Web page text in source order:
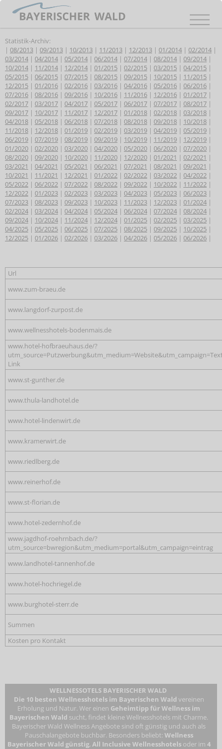
Statistik-Archiv:
| 08/2013 | 09/2013 | 10/2013 | 11/2013 | 12/2013 | 01/2014 | 02/2014 |
03/2014 | 04/2014 | 05/2014 | 06/2014 | 07/2014 | 08/2014 | 09/2014 |
10/2014 | 11/2014 | 12/2014 | 01/2015 | 02/2015 | 03/2015 | 04/2015 |
05/2015 | 06/2015 | 07/2015 | 08/2015 | 09/2015 | 10/2015 | 11/2015 |
12/2015 | 01/2016 | 02/2016 | 03/2016 | 04/2016 | 05/2016 | 06/2016 |
07/2016 | 08/2016 | 09/2016 | 10/2016 | 11/2016 | 12/2016 | 01/2017 |
02/2017 | 03/2017 | 04/2017 | 05/2017 | 06/2017 | 07/2017 | 08/2017 |
09/2017 | 10/2017 | 11/2017 | 12/2017 | 01/2018 | 02/2018 | 03/2018 |
04/2018 | 05/2018 | 06/2018 | 07/2018 | 08/2018 | 09/2018 | 10/2018 |
11/2018 | 12/2018 | 01/2019 | 02/2019 | 03/2019 | 04/2019 | 05/2019 |
06/2019 | 07/2019 | 08/2019 | 09/2019 | 10/2019 | 11/2019 | 12/2019 |
01/2020 | 02/2020 | 03/2020 | 04/2020 | 05/2020 | 06/2020 | 07/2020 |
08/2020 | 09/2020 | 10/2020 | 11/2020 | 12/2020 | 01/2021 | 02/2021 |
03/2021 | 04/2021 | 05/2021 | 06/2021 | 07/2021 | 08/2021 | 09/2021 |
10/2021 | 11/2021 | 12/2021 | 01/2022 | 02/2022 | 03/2022 | 04/2022 |
05/2022 | 06/2022 | 07/2022 | 08/2022 | 09/2022 | 10/2022 | 11/2022 |
12/2022 | 01/2023 | 02/2023 | 03/2023 | 04/2023 | 05/2023 | 06/2023 |
07/2023 | 08/2023 | 09/2023 | 10/2023 | 11/2023 | 12/2023 | 01/2024 |
02/2024 | 03/2024 | 04/2024 | 05/2024 | 06/2024 | 07/2024 | 08/2024 |
09/2024 | 10/2024 | 11/2024 | 12/2024 | 01/2025 | 02/2025 | 03/2025 |
04/2025 | 05/2025 | 06/2025 | 07/2025 | 08/2025 | 09/2025 | 10/2025 |
12/2025 | 01/2026 | 02/2026 | 03/2026 | 04/2026 | 05/2026 | 06/2026 |
Url
www.zum-braeu.de
www.langdorf-zurpost.de
www.wellnesshotels-bodenmais.de
www.hotel-hofbraeuhaus.de/?
Link
www.st-gunther.de
www.thula-landhotel.de
www.hotel-lindenwirt.de
www.kramerwirt.de
www.riedlberg.de
www.reinerhof.de
www.st-florian.de
www.hotel-zedernhof.de
www.jagdhof-roehrnbach.de/?
utm_source=bwregion&utm_medium=portal&utm_campaign=eintrag
www.landhotel-tannenhof.de
www.hotel-hochriegel.de
www.burghotel-sterr.de
Summen
Kosten pro Kontakt
WELLNESSOTELS BAYERISCHER WALD
Die 10 besten Wellnesshotels im Bayerischen Wald vereinen
Erholung und Natur. Wer einen Geheimtipp für Wellness im
Bayerischen Wald sucht, findet kleine Wellnesshotels mit Charme.
Bayerischer Wald Wellness Angebote sind oft günstig und auch als
Pauschalangebote buchbar. Besonders beliebt: Wellness
Bayerischer Wald günstig, All Inclusive Wellnesshotels oder im 4